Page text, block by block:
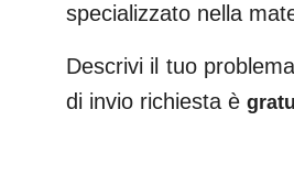
specializzato nella
Descrivi il tuo
di invio richiesta è